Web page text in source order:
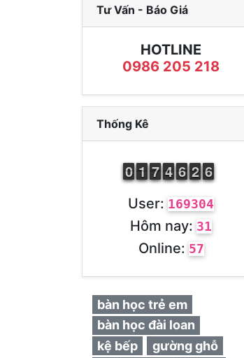
Tư Vấn - Báo Giá
HOTLINE
0986 205 218
Thống Kê
9
0
0 1
1
1 6
7
7 3
4
4 5
6
6 1
2
2 5
6
6
User: 169304
Hôm nay: 31
Online: 57
bàn học trẻ em
bàn học đài loan
kệ bếp
gường ghỗ